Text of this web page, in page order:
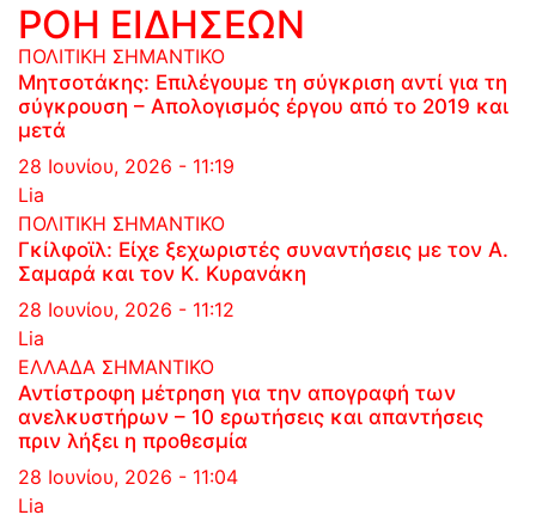
ΡΟΗ ΕΙΔΗΣΕΩΝ
ΠΟΛΙΤΙΚΗ ΣΗΜΑΝΤΙΚΟ
Μητσοτάκης: Επιλέγουμε τη σύγκριση αντί για τη
σύγκρουση – Απολογισμός έργου από το 2019 και
μετά
28 Ιουνίου, 2026 - 11:19
Lia
ΠΟΛΙΤΙΚΗ ΣΗΜΑΝΤΙΚΟ
Γκίλφοϊλ: Είχε ξεχωριστές συναντήσεις με τον Α.
Σαμαρά και τον Κ. Κυρανάκη
28 Ιουνίου, 2026 - 11:12
Lia
ΕΛΛΑΔΑ ΣΗΜΑΝΤΙΚΟ
Αντίστροφη μέτρηση για την απογραφή των
ανελκυστήρων – 10 ερωτήσεις και απαντήσεις
πριν λήξει η προθεσμία
28 Ιουνίου, 2026 - 11:04
Lia